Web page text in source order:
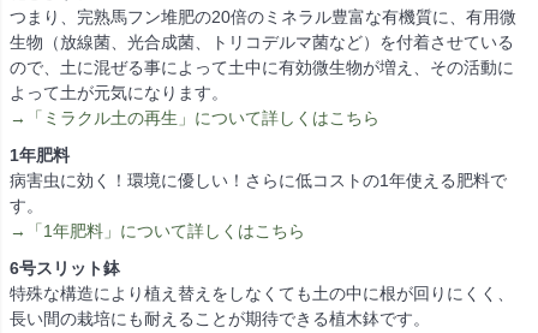
つまり、完熟馬フン堆肥の20倍のミネラル豊富な有機質に、有用微
生物（放線菌、光合成菌、トリコデルマ菌など）を付着させている
ので、土に混ぜる事によって土中に有効微生物が増え、その活動に
よって土が元気になります。
→「ミラクル土の再生」について詳しくはこちら
1年肥料
病害虫に効く！環境に優しい！さらに低コストの1年使える肥料で
す。
→「1年肥料」について詳しくはこちら
6号スリット鉢
特殊な構造により植え替えをしなくても土の中に根が回りにくく、
長い間の栽培にも耐えることが期待できる植木鉢です。